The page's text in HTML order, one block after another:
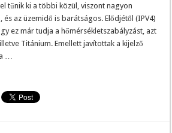
tűnik ki a többi közül, viszont nagyon
és az üzemidő is barátságos. Elődjétől (IPV4)
ez már tudja a hőmérsékletszabályzást, azt
Titánium. Emellett javítottak a kijelző
…